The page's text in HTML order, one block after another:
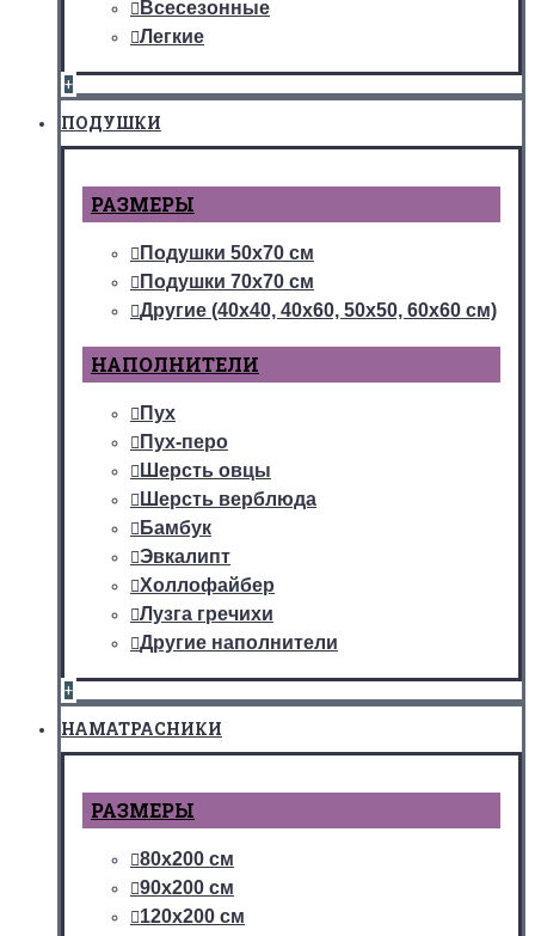
Всесезонные
Легкие
+
ПОДУШКИ
РАЗМЕРЫ
Подушки 50х70 см
Подушки 70х70 см
Другие (40х40, 40х60, 50х50, 60х60 см)
НАПОЛНИТЕЛИ
Пух
Пух-перо
Шерсть овцы
Шерсть верблюда
Бамбук
Эвкалипт
Холлофайбер
Лузга гречихи
Другие наполнители
+
НАМАТРАСНИКИ
РАЗМЕРЫ
80х200 см
90х200 см
120х200 см